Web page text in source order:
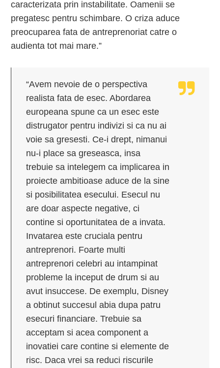
caracterizata prin instabilitate. Oamenii se
pregatesc pentru schimbare. O criza aduce
preocuparea fata de antreprenoriat catre o
audienta tot mai mare.”
“Avem nevoie de o perspectiva
realista fata de esec. Abordarea
europeana spune ca un esec este
distrugator pentru indivizi si ca nu ai
voie sa gresesti. Ce-i drept, nimanui
nu-i place sa greseasca, insa
trebuie sa intelegem ca implicarea in
proiecte ambitioase aduce de la sine
si posibilitatea esecului. Esecul nu
are doar aspecte negative, ci
contine si oportunitatea de a invata.
Invatarea este cruciala pentru
antreprenori. Foarte multi
antreprenori celebri au intampinat
probleme la inceput de drum si au
avut insuccese. De exemplu, Disney
a obtinut succesul abia dupa patru
esecuri financiare. Trebuie sa
acceptam si acea component a
inovatiei care contine si elemente de
risc. Daca vrei sa reduci riscurile